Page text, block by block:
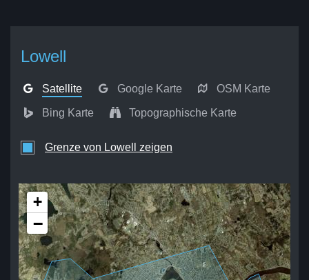
Lowell
Satellite Google Karte OSM Karte
Bing Karte Topographische Karte
Grenze von Lowell zeigen
+
−